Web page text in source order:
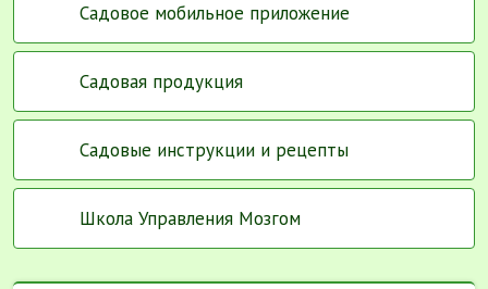
Садовое мобильное приложение
Садовая продукция
Садовые инструкции и рецепты
Школа Управления Мозгом